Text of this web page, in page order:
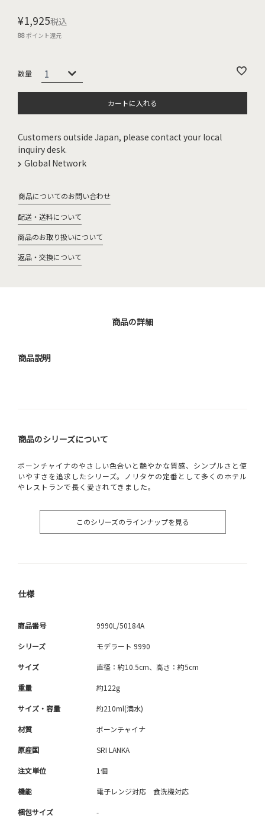
¥1,925税込
88ポイント還元
カートに入れる
Customers outside Japan, please contact your local
inquiry desk.
Global Network
商品についてのお問い合わせ
配送・送料について
商品のお取り扱いについて
返品・交換について
商品の詳細
商品説明
商品のシリーズについて
ボーンチャイナのやさしい色合いと艶やかな質感、シンプルさと使
いやすさを追求したシリーズ。ノリタケの定番として多くのホテル
やレストランで長く愛されてきました。
このシリーズのラインナップを見る
仕様
商品番号 9990L/50184A
シリーズ モデラート 9990
サイズ 直径：約10.5cm、高さ：約5cm
重量 約122g
サイズ・容量 約210ml(満水)
材質 ボーンチャイナ
原産国 SRI LANKA
注文単位 1個
機能 電子レンジ対応 食洗機対応
梱包サイズ -